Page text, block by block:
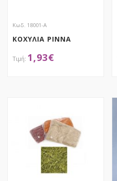
Κωδ. 18001-Α
ΚΟΧΥΛΙΑ PINNA
1,93€